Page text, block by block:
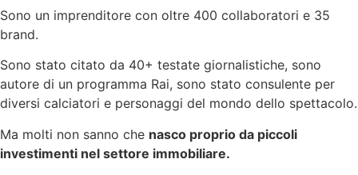
Sono un imprenditore con oltre 400 collaboratori e 35
brand.
Sono stato citato da 40+ testate giornalistiche, sono
autore di un programma Rai, sono stato consulente per
diversi calciatori e personaggi del mondo dello spettacolo.
Ma molti non sanno che nasco proprio da piccoli
investimenti nel settore immobiliare.